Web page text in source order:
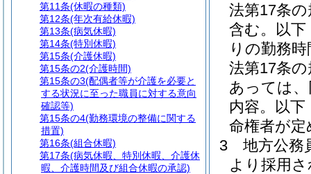
法第17条
含む。以下
りの勤務
法第17条
あっては
内容。以
命権者が定
3
地方公務
より採用
第11条(休暇の種類)
第12条(年次有給休暇)
第13条(病気休暇)
第14条(特別休暇)
第15条(介護休暇)
第15条の2(介護時間)
第15条の3(配偶者等が介護を必要と
する状況に至った職員に対する意向
確認等)
第15条の4(勤務環境の整備に関する
措置)
第16条(組合休暇)
第17条(病気休暇、特別休暇、介護休
暇、介護時間及び組合休暇の承認)